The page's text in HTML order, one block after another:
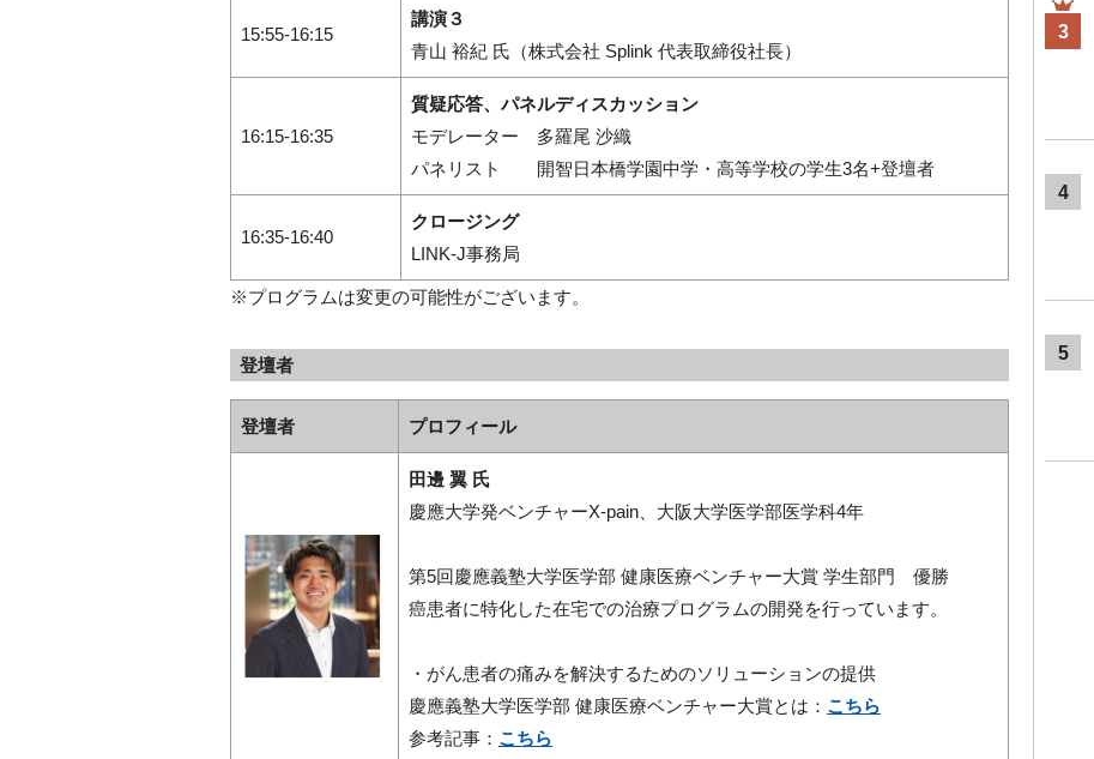
15:55-16:15
講演３
青山 裕紀 氏（株式会社 Splink 代表取締役社長）
16:15-16:35
質疑応答、パネルディスカッション
モデレーター 多羅尾 沙織
パネリスト 開智日本橋学園中学・高等学校の学生3名+登壇者
16:35-16:40
クロージング
LINK-J事務局
※プログラムは変更の可能性がございます。
登壇者
登壇者 プロフィール
田邊 翼 氏
慶應大学発ベンチャーX-pain、大阪大学医学部医学科4年
第5回慶應義塾大学医学部 健康医療ベンチャー大賞 学生部門 優勝
癌患者に特化した在宅での治療プログラムの開発を行っています。
・がん患者の痛みを解決するためのソリューションの提供
慶應義塾大学医学部 健康医療ベンチャー大賞とは： こちら
参考記事： こちら
3
4
5